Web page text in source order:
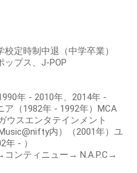
定時制中退（中学卒業）
ップス、J-POP
年 - 2010年、2014年 -
（1982年 - 1992年）MCA
ウスエンタテインメント
内）（2001年）ユ
- ）
ンティニュー→ N.A.P.C→